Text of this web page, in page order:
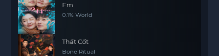
Em
0.1% World
Thất Cốt
Bone Ritual